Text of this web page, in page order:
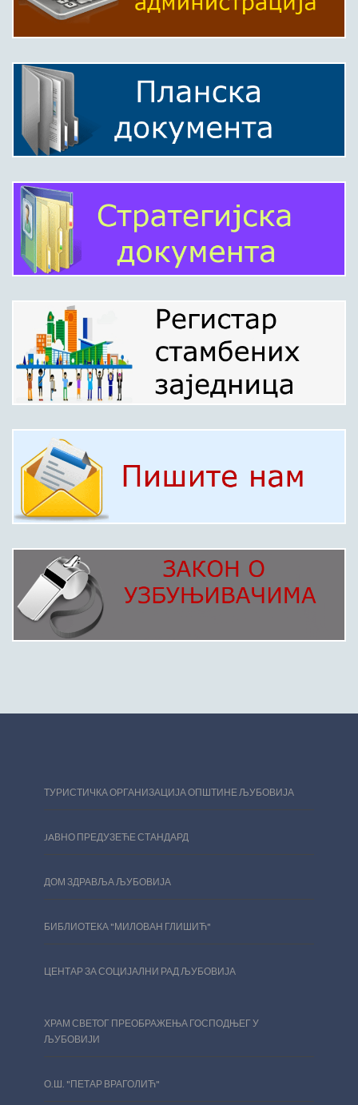
ТУРИСТИЧКА ОРГАНИЗАЦИЈА ОПШТИНЕ ЉУБОВИЈА
JAВНО ПРЕДУЗЕЋЕ СТАНДАРД
ДОМ ЗДРАВЉА ЉУБОВИЈА
БИБЛИОТЕКА "МИЛОВАН ГЛИШИЋ"
ЦЕНТАР ЗА СОЦИЈАЛНИ РАД ЉУБОВИЈА
ХРАМ СВЕТОГ ПРЕОБРАЖЕЊА ГОСПОДЊЕГ У
ЉУБОВИЈИ
О.Ш. "ПЕТАР ВРАГОЛИЋ"